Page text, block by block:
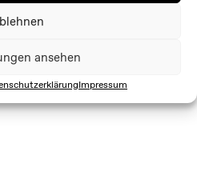
ansehen
Impressum